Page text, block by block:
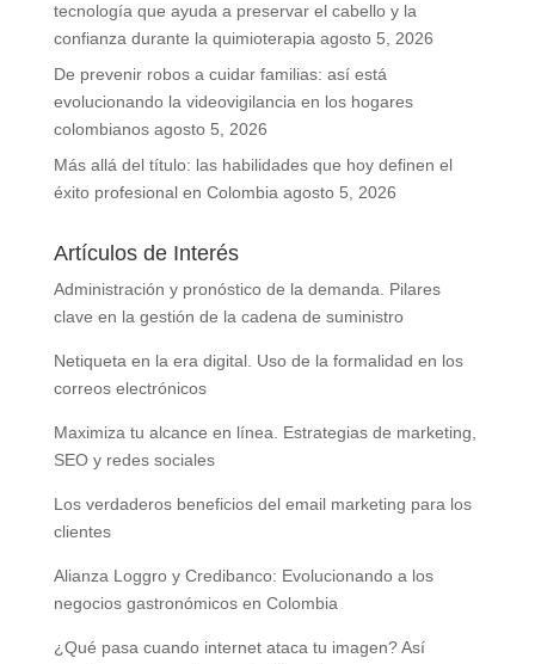
tecnología que ayuda a preservar el cabello y la
confianza durante la quimioterapia agosto 5, 2026
De prevenir robos a cuidar familias: así está
evolucionando la videovigilancia en los hogares
colombianos agosto 5, 2026
Más allá del título: las habilidades que hoy definen el
éxito profesional en Colombia agosto 5, 2026
Artículos de Interés
Administración y pronóstico de la demanda. Pilares
clave en la gestión de la cadena de suministro
Netiqueta en la era digital. Uso de la formalidad en los
correos electrónicos
Maximiza tu alcance en línea. Estrategias de marketing,
SEO y redes sociales
Los verdaderos beneficios del email marketing para los
clientes
Alianza Loggro y Credibanco: Evolucionando a los
negocios gastronómicos en Colombia
¿Qué pasa cuando internet ataca tu imagen? Así